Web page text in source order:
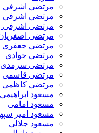
مرتضی اشرفی
مرتضی اشرفی
مرتضی اشرفی
مرتضی
مرتضی جعفری
مرتضی جوادی
مرتضی سرمدی
مرتضی قاسمی
مرتضی کاظمی
مسعود ابراهیمی
مسعود امامی
مسعود امیر
مسعود جلالی